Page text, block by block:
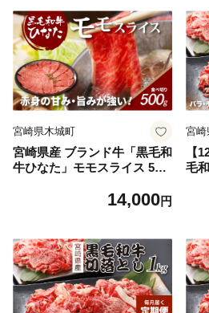
宮崎県木城町
宮崎県産 ブランド牛「黒毛和
牛ひなた」モモスライス 500
14,000円
宮崎
【
毛